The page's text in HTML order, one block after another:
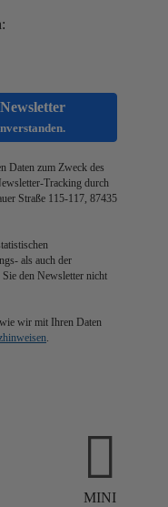
Daten zum Zweck des
Tracking durch
Straße 115-117, 87435
als auch der
den Newsletter nicht
wir mit Ihren Daten
.
MINI